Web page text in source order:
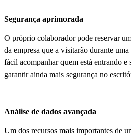
Segurança aprimorada
O próprio colaborador pode reservar
da empresa que a visitarão durante
fácil acompanhar quem está entrando
garantir ainda mais segurança no
Análise de dados avançada
Um dos recursos mais importantes de